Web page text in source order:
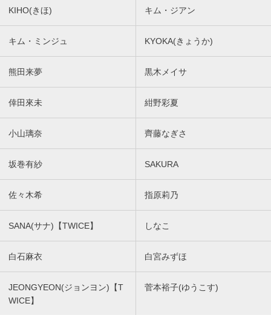
KIHO(きほ) キム・ジアン
キム・ミンジュ KYOKA(きょうか)
熊田来夢 黒木メイサ
倖田來未 紺野彩夏
小山璃奈 齊藤なぎさ
坂巻有紗 SAKURA
佐々木希 指原莉乃
SANA(サナ)【TWICE】 しなこ
白石麻衣 白宮みずほ
JEONGYEON(ジョンヨン)【T
WICE】
菅本裕子(ゆうこす)